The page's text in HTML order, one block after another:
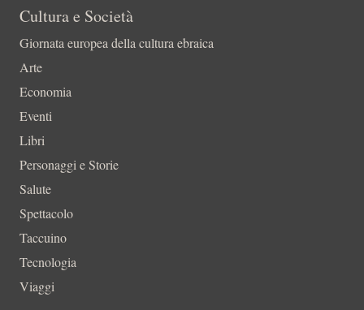
Cultura e Società
Giornata europea della cultura ebraica
Arte
Economia
Eventi
Libri
Personaggi e Storie
Salute
Spettacolo
Taccuino
Tecnologia
Viaggi